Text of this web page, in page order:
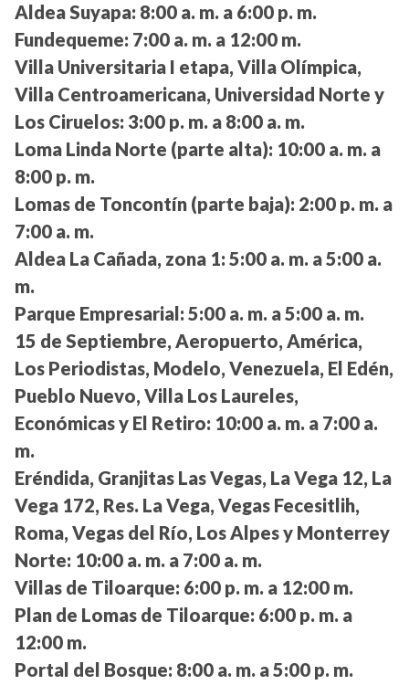
Aldea Suyapa: 8:00 a. m. a 6:00 p. m.
Fundequeme: 7:00 a. m. a 12:00 m.
Villa Universitaria I etapa, Villa Olímpica,
Villa Centroamericana, Universidad Norte y
Los Ciruelos: 3:00 p. m. a 8:00 a. m.
Loma Linda Norte (parte alta): 10:00 a. m. a
8:00 p. m.
Lomas de Toncontín (parte baja): 2:00 p. m. a
7:00 a. m.
Aldea La Cañada, zona 1: 5:00 a. m. a 5:00 a.
m.
Parque Empresarial: 5:00 a. m. a 5:00 a. m.
15 de Septiembre, Aeropuerto, América,
Los Periodistas, Modelo, Venezuela, El Edén,
Pueblo Nuevo, Villa Los Laureles,
Económicas y El Retiro: 10:00 a. m. a 7:00 a.
m.
Eréndida, Granjitas Las Vegas, La Vega 12, La
Vega 172, Res. La Vega, Vegas Fecesitlih,
Roma, Vegas del Río, Los Alpes y Monterrey
Norte: 10:00 a. m. a 7:00 a. m.
Villas de Tiloarque: 6:00 p. m. a 12:00 m.
Plan de Lomas de Tiloarque: 6:00 p. m. a
12:00 m.
Portal del Bosque: 8:00 a. m. a 5:00 p. m.